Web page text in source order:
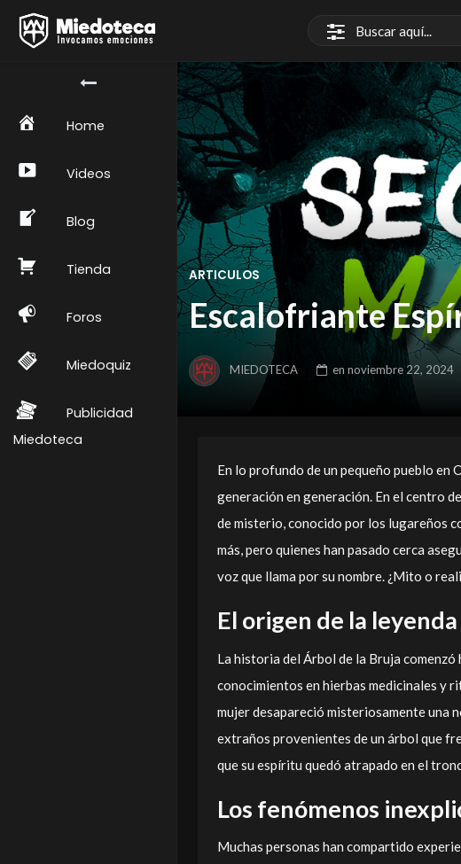
Home
Videos
Blog
Tienda
Foros
Miedoquiz
Publicidad
Miedoteca
ARTICULOS
Escalofriante
MIEDOTECA en noviembre 22, 2024
En lo profundo de un pequeño pueblo en
generación en generación. En el centro
de misterio, conocido por los lugareños
más, pero quienes han pasado cerca
voz que llama por su nombre. ¿Mito o
El origen de la
La historia del Árbol de la Bruja comenzó
conocimientos en hierbas medicinales y
mujer desapareció misteriosamente una
extraños provenientes de un árbol que
que su espíritu quedó atrapado en el
Los fenómenos
Muchas personas han compartido